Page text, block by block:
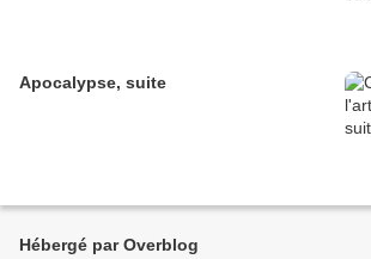
Apocalypse, suite
Hébergé par Overblog